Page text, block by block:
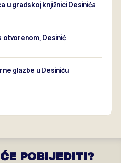
u gradskoj knjižnici Desinića
otvorenom, Desinić
glazbe u Desiniću
POBIJEDITI?